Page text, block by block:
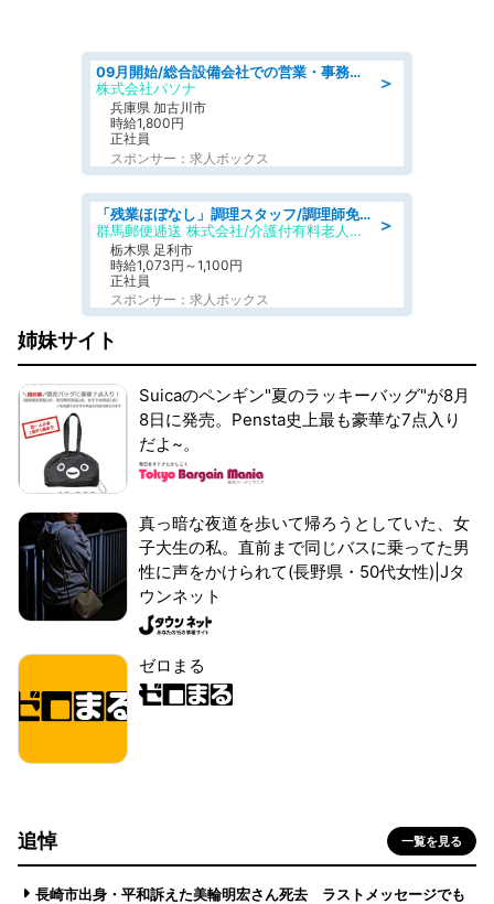
＞
09月開始/総合設備会社での営業・事務のお仕事/車通勤可/賞与あり/営業/営業事務
株式会社パソナ
兵庫県 加古川市
時給1,800円
正社員
スポンサー：求人ボックス
＞
「残業ほぼなし」調理スタッフ/調理師免許必須/正職員/日勤のみ/介護付き有料老人ホーム/社会保障完備
群馬郵便逓送 株式会社/介護付有料老人ホーム ふる里
栃木県 足利市
時給1,073円～1,100円
正社員
スポンサー：求人ボックス
姉妹サイト
Suicaのペンギン"夏のラッキーバッグ"が8月
8日に発売。Pensta史上最も豪華な7点入り
だよ~。
真っ暗な夜道を歩いて帰ろうとしていた、女
子大生の私。直前まで同じバスに乗ってた男
性に声をかけられて(長野県・50代女性)|Jタ
ウンネット
ゼロまる
追悼 一覧を見る
長崎市出身・平和訴えた美輪明宏さん死去 ラストメッセージでも